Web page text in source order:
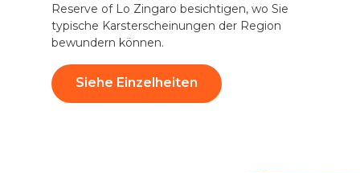
Reserve of Lo Zingaro besichtigen, wo Sie
typische Karsterscheinungen der Region
bewundern können.
Siehe Einzelheiten